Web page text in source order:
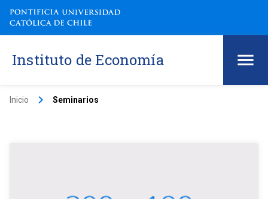
Instituto de Economía
Inicio keyboard_arrow_right Seminarios